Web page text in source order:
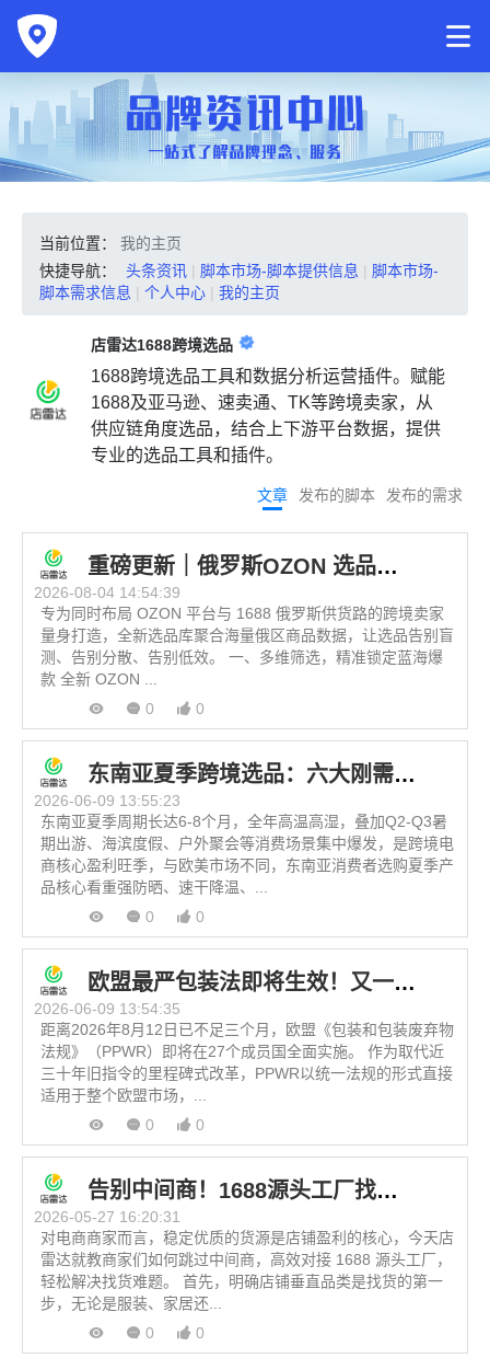
当前位置： 我的主页
快捷导航：
头条资讯 | 脚本市场-脚本提供信息 | 脚本市场-
脚本需求信息 | 个人中心 | 我的主页
店雷达1688跨境选品
1688跨境选品工具和数据分析运营插件。赋能
1688及亚马逊、速卖通、TK等跨境卖家，从
供应链角度选品，结合上下游平台数据，提供
专业的选品工具和插件。
文章 发布的脚本 发布的需求
重磅更新｜俄罗斯OZON 选品库全新上线！
2026-08-04 14:54:39
专为同时布局 OZON 平台与 1688 俄罗斯供货路的跨境卖家
量身打造，全新选品库聚合海量俄区商品数据，让选品告别盲
测、告别分散、告别低效。 一、多维筛选，精准锁定蓝海爆
款 全新 OZON ...
0
0
东南亚夏季跨境选品：六大刚需热销品类盘点
2026-06-09 13:55:23
东南亚夏季周期长达6-8个月，全年高温高湿，叠加Q2-Q3暑
期出游、海滨度假、户外聚会等消费场景集中爆发，是跨境电
商核心盈利旺季，与欧美市场不同，东南亚消费者选购夏季产
品核心看重强防晒、速干降温、...
0
0
欧盟最严包装法即将生效！又一波跨境卖家面临出局
2026-06-09 13:54:35
距离2026年8月12日已不足三个月，欧盟《包装和包装废弃物
法规》（PPWR）即将在27个成员国全面实施。 作为取代近
三十年旧指令的里程碑式改革，PPWR以统一法规的形式直接
适用于整个欧盟市场，...
0
0
告别中间商！1688源头工厂找货技巧（跨境电商新手必看）
2026-05-27 16:20:31
对电商商家而言，稳定优质的货源是店铺盈利的核心，今天店
雷达就教商家们如何跳过中间商，高效对接 1688 源头工厂，
轻松解决找货难题。 首先，明确店铺垂直品类是找货的第一
步，无论是服装、家居还...
0
0